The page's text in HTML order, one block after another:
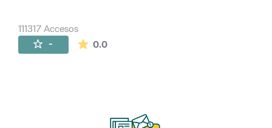
111317 Accesos
- 0.0La valoración media es de 0 estrellas de